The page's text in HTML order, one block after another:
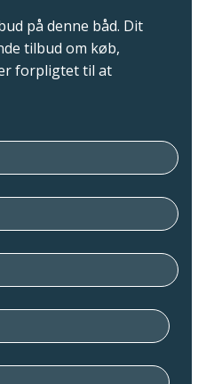
på denne båd. Dit
tilbud om køb,
forpligtet til at